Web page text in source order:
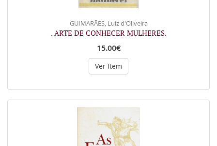
GUIMARÃES, Luiz d'Oliveira
. ARTE DE CONHECER MULHERES.
15.00€
Ver Item